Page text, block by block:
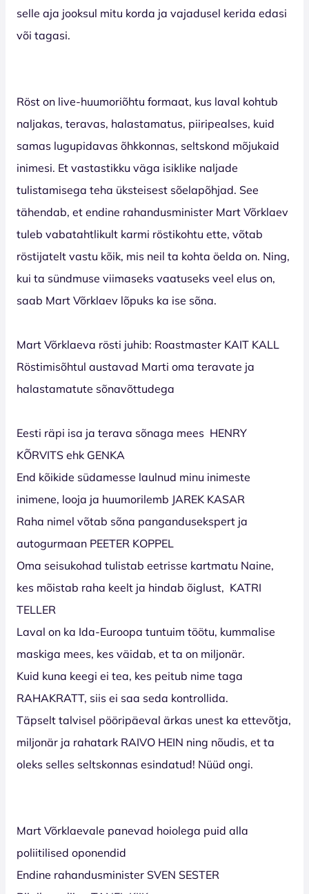
selle aja jooksul mitu korda ja vajadusel kerida edasi
või tagasi.
Röst on live-huumoriõhtu formaat, kus laval kohtub
naljakas, teravas, halastamatus, piiripealses, kuid
samas lugupidavas õhkkonnas, seltskond mõjukaid
inimesi. Et vastastikku väga isiklike naljade
tulistamisega teha üksteisest sõelapõhjad. See
tähendab, et endine rahandusminister Mart Võrklaev
tuleb vabatahtlikult karmi röstikohtu ette, võtab
röstijatelt vastu kõik, mis neil ta kohta öelda on. Ning,
kui ta sündmuse viimaseks vaatuseks veel elus on,
saab Mart Võrklaev lõpuks ka ise sõna.
Mart Võrklaeva rösti juhib: Roastmaster KAIT KALL
Röstimisõhtul austavad Marti oma teravate ja
halastamatute sõnavõttudega
Eesti räpi isa ja terava sõnaga mees HENRY
KÕRVITS ehk GENKA
End kõikide südamesse laulnud minu inimeste
inimene, looja ja huumorilemb JAREK KASAR
Raha nimel võtab sõna pangandusekspert ja
autogurmaan PEETER KOPPEL
Oma seisukohad tulistab eetrisse kartmatu Naine,
kes mõistab raha keelt ja hindab õiglust, KATRI
TELLER
Laval on ka Ida-Euroopa tuntuim töötu, kummalise
maskiga mees, kes väidab, et ta on miljonär.
Kuid kuna keegi ei tea, kes peitub nime taga
RAHAKRATT, siis ei saa seda kontrollida.
Täpselt talvisel pööripäeval ärkas unest ka ettevõtja,
miljonär ja rahatark RAIVO HEIN ning nõudis, et ta
oleks selles seltskonnas esindatud! Nüüd ongi.
Mart Võrklaevale panevad hoiolega puid alla
poliitilised oponendid
Endine rahandusminister SVEN SESTER